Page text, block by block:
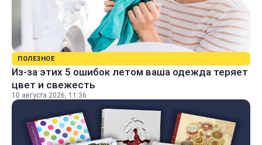
ПОЛЕЗНОЕ
Из-за этих 5 ошибок летом ваша одежда теряет
цвет и свежесть
10 августа 2026, 11:36